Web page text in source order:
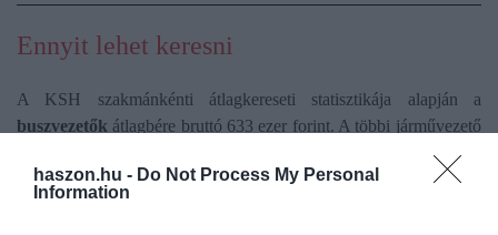
haszon.hu - Do Not Process My Personal
Information
Ennyit lehet keresni
A KSH szakmánkénti átlagkereseti statisztikája alapján a
buszvezetők átlagbére bruttó 633 ezer forint. A többi járművezető
keresnek a legjobban, bruttó 993 ezer
forintot. Avillamosvezetőkátlagos bruttó bére 780 ezer, a